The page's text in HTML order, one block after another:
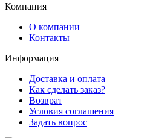
Компания
О компании
Контакты
Информация
Доставка и оплата
Как сделать заказ?
Возврат
Условия соглашения
Задать вопрос